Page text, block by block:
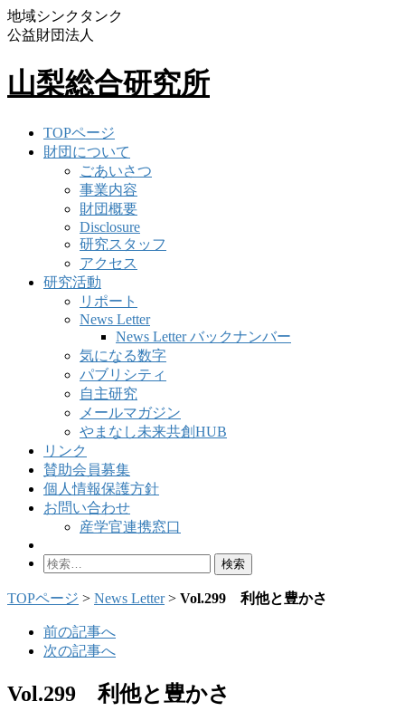
地域シンクタンク
公益財団法人
山梨総合研究所
TOPページ
財団について
ごあいさつ
事業内容
財団概要
Disclosure
研究スタッフ
アクセス
研究活動
リポート
News Letter
News Letter バックナンバー
気になる数字
パブリシティ
自主研究
メールマガジン
やまなし未来共創HUB
リンク
賛助会員募集
個人情報保護方針
お問い合わせ
産学官連携窓口
検
TOPページ > News Letter> Vol.299 利他と豊かさ
前の記事へ
次の記事へ
Vol.299 利他と豊かさ